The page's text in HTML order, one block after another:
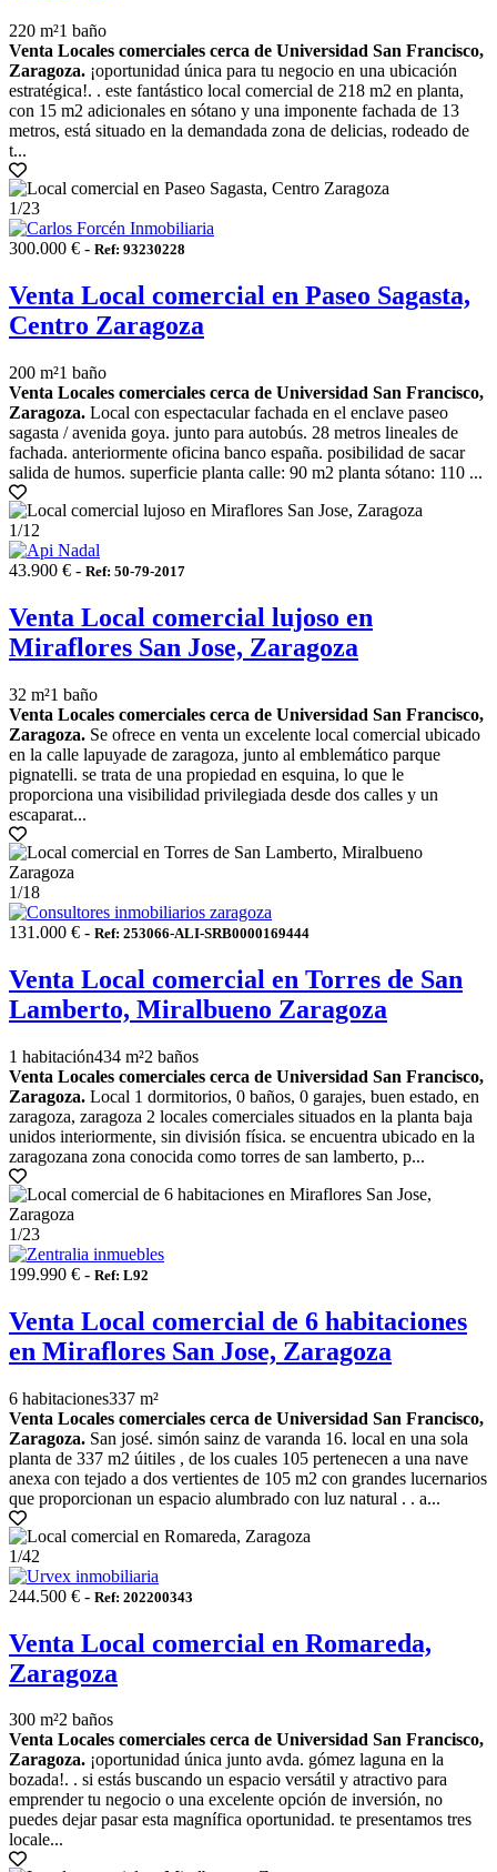
220 m²1 baño
Venta Locales comerciales cerca de Universidad San Francisco,
Zaragoza. ¡oportunidad única para tu negocio en una ubicación
estratégica!. . este fantástico local comercial de 218 m2 en planta,
con 15 m2 adicionales en sótano y una imponente fachada de 13
metros, está situado en la demandada zona de delicias, rodeado de
t...
1/23
300.000 € - Ref: 93230228
Venta Local comercial en Paseo Sagasta,
Centro Zaragoza
200 m²1 baño
Venta Locales comerciales cerca de Universidad San Francisco,
Zaragoza. Local con espectacular fachada en el enclave paseo
sagasta / avenida goya. junto para autobús. 28 metros lineales de
fachada. anteriormente oficina banco españa. posibilidad de sacar
salida de humos. superficie planta calle: 90 m2 planta sótano: 110 ...
1/12
43.900 € - Ref: 50-79-2017
Venta Local comercial lujoso en
Miraflores San Jose, Zaragoza
32 m²1 baño
Venta Locales comerciales cerca de Universidad San Francisco,
Zaragoza. Se ofrece en venta un excelente local comercial ubicado
en la calle lapuyade de zaragoza, junto al emblemático parque
pignatelli. se trata de una propiedad en esquina, lo que le
proporciona una visibilidad privilegiada desde dos calles y un
escaparat...
1/18
131.000 € - Ref: 253066-ALI-SRB0000169444
Venta Local comercial en Torres de San
Lamberto, Miralbueno Zaragoza
1 habitación434 m²2 baños
Venta Locales comerciales cerca de Universidad San Francisco,
Zaragoza. Local 1 dormitorios, 0 baños, 0 garajes, buen estado, en
zaragoza, zaragoza 2 locales comerciales situados en la planta baja
unidos interiormente, sin división física. se encuentra ubicado en la
zaragozana zona conocida como torres de san lamberto, p...
1/23
199.990 € - Ref: L92
Venta Local comercial de 6 habitaciones
en Miraflores San Jose, Zaragoza
6 habitaciones337 m²
Venta Locales comerciales cerca de Universidad San Francisco,
Zaragoza. San josé. simón sainz de varanda 16. local en una sola
planta de 337 m2 úitiles , de los cuales 105 pertenecen a una nave
anexa con tejado a dos vertientes de 105 m2 con grandes lucernarios
que proporcionan un espacio alumbrado con luz natural . . a...
1/42
244.500 € - Ref: 202200343
Venta Local comercial en Romareda,
Zaragoza
300 m²2 baños
Venta Locales comerciales cerca de Universidad San Francisco,
Zaragoza. ¡oportunidad única junto avda. gómez laguna en la
bozada!. . si estás buscando un espacio versátil y atractivo para
emprender tu negocio o una excelente opción de inversión, no
puedes dejar pasar esta magnífica oportunidad. te presentamos tres
locale...